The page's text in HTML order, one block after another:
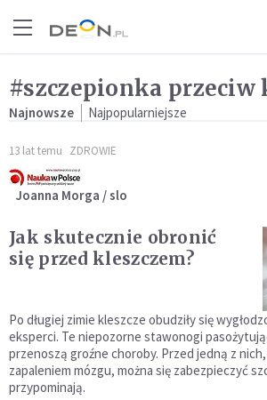
#szczepionka przeciw
Najnowsze Najpopularniejsze
13 lat temu ZDROWIE
Joanna Morga / slo
Jak skutecznie obronić
się przed kleszczem?
Po długiej zimie kleszcze obudziły się
eksperci. Te niepozorne stawonogi
przenoszą groźne choroby. Przed jedną z
zapaleniem mózgu, można się zabezpieczyć
przypominają.